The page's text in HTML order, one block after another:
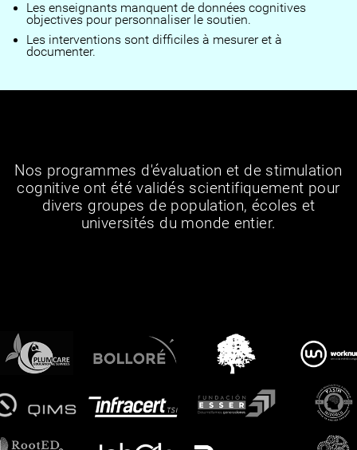
Les enseignants manquent de données cognitives
objectives pour personnaliser le soutien.
Les interventions sont difficiles à mesurer et à
documenter.
Nos programmes d'évaluation et de stimulation
cognitive ont été validés scientifiquement pour
divers groupes de population, écoles et
universités du monde entier.